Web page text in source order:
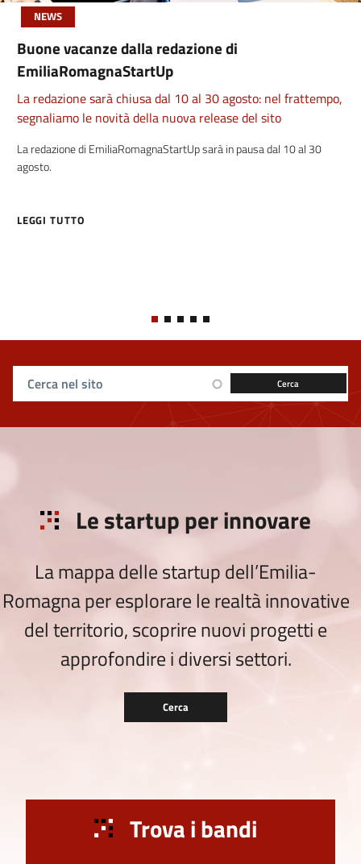
NEWS
Buone vacanze dalla redazione di
EmiliaRomagnaStartUp
La redazione sarà chiusa dal 10 al 30 agosto: nel frattempo,
segnaliamo le novità della nuova release del sito
La redazione di EmiliaRomagnaStartUp sarà in pausa dal 10 al 30
agosto.
LEGGI TUTTO
ABOUT BUONE VACANZE DALLA REDAZIONE DI
Ricerca sul sito
Le startup per innovare
La mappa delle startup dell’Emilia-
Romagna per esplorare le realtà innovative
del territorio, scoprire nuovi progetti e
approfondire i diversi settori.
Cerca
Trova i bandi